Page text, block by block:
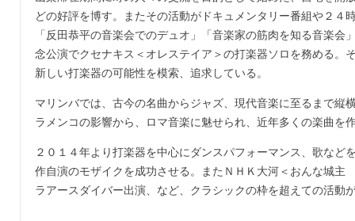
どの好評を博す。またその活動がドキュメンタリー番組や２
「反田恭平の音楽会でのデュオ」「音楽家の筋肉を知る音楽
念公演でクセナキス＜オレステイア＞の打楽器ソロを務める
新しい打楽器の可能性を模索、追求している。
マリンバでは、古今の名曲からジャズ、現代音楽に至るまで
ラメンコの影響から、ロマ音楽に魅せられ、近年多くの楽曲を
２０１４年より打楽器を中心にダンスパフォーマンス、歌な
作自演のモザイクを成功させる。またＮＨＫ大河＜おんな城
ラアースダイバー出演、など、クラシックの枠を超えての活